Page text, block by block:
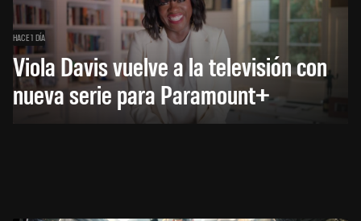
HACE 1 DÍA
Viola Davis vuelve a la televisión con
nueva serie para Paramount+